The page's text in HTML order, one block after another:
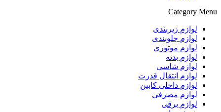
Category Menu
لوازم زیربندی
لوازم جلوبندی
لوازم موتوری
لوازم بدنه
لوازم شاسی
لوازم انتقال قدرت
لوازم داخلی کابین
لوازم مصرفی
لوازم برقی